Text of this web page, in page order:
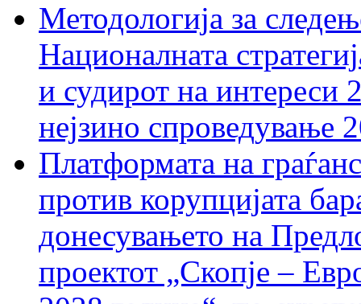
Методологија за
Националната
и судирот на интереси
нејзино спроведување
Платформата на
против корупцијата
донесувањето на
проектот „Скопје –